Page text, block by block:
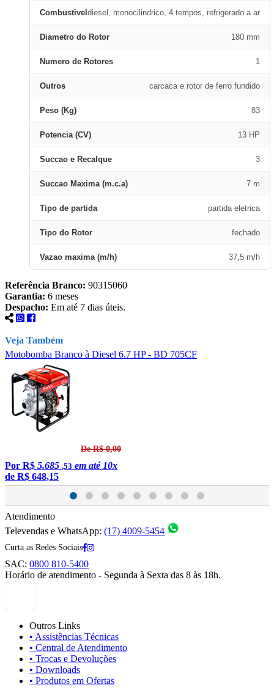
Combustivel diesel, monocilindrico, 4 tempos, refrigerado a ar
Diametro do Rotor 180 mm
Numero de Rotores 1
Outros carcaca e rotor de ferro fundido
Peso (Kg) 83
Potencia (CV) 13 HP
Succao e Recalque 3
Succao Maxima (m.c.a) 7 m
Tipo de partida partida eletrica
Tipo do Rotor fechado
Vazao maxima (m/h) 37,5 m/h
Referência Branco: 90315060
Garantia: 6 meses
Despacho: Em até 7 dias úteis.
Veja Também
Motobomba Branco à Diesel 6.7 HP - BD 705CF
De R$ 0,00
Por R$ 5.685 ,53 em até 10x
de R$ 648,15
Atendimento
Televendas e WhatsApp: (17) 4009-5454
Curta as Redes Sociais
SAC: 0800 810-5400
Horário de atendimento - Segunda à Sexta das 8 às 18h.
Outros Links
• Assistências Técnicas
• Central de Atendimento
• Trocas e Devoluções
• Downloads
• Produtos em Ofertas